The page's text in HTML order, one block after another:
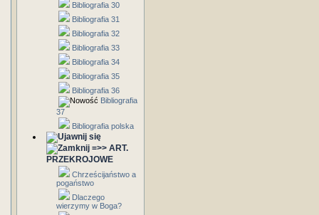
Bibliografia 30
Bibliografia 31
Bibliografia 32
Bibliografia 33
Bibliografia 34
Bibliografia 35
Bibliografia 36
Bibliografia
37
Bibliografia polska
=>> ART.
PRZEKROJOWE
Chrześcijaństwo a
pogaństwo
Dlaczego
wierzymy w Boga?